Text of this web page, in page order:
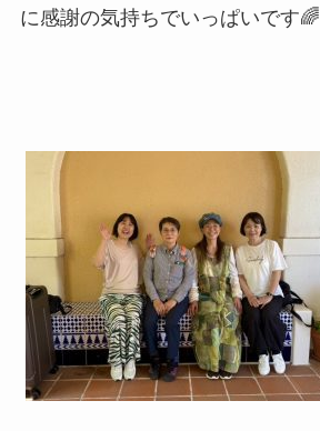
に感謝の気持ちでいっぱいです🌈